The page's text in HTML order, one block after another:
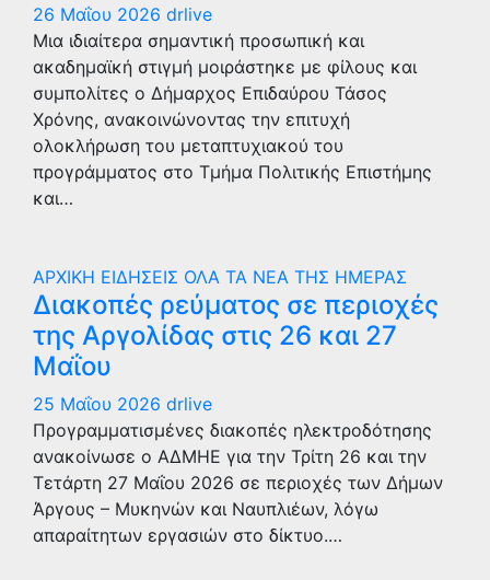
26 Μαΐου 2026 drlive
Μια ιδιαίτερα σημαντική προσωπική και
ακαδημαϊκή στιγμή μοιράστηκε με φίλους και
συμπολίτες ο Δήμαρχος Επιδαύρου Τάσος
Χρόνης, ανακοινώνοντας την επιτυχή
ολοκλήρωση του μεταπτυχιακού του
προγράμματος στο Τμήμα Πολιτικής Επιστήμης
και…
ΑΡΧΙΚΗ ΕΙΔΗΣΕΙΣ ΟΛΑ ΤΑ ΝΕΑ ΤΗΣ ΗΜΕΡΑΣ
Διακοπές ρεύματος σε περιοχές
της Αργολίδας στις 26 και 27
Μαΐου
25 Μαΐου 2026 drlive
Προγραμματισμένες διακοπές ηλεκτροδότησης
ανακοίνωσε ο ΑΔΜΗΕ για την Τρίτη 26 και την
Τετάρτη 27 Μαΐου 2026 σε περιοχές των Δήμων
Άργους – Μυκηνών και Ναυπλιέων, λόγω
απαραίτητων εργασιών στο δίκτυο.…